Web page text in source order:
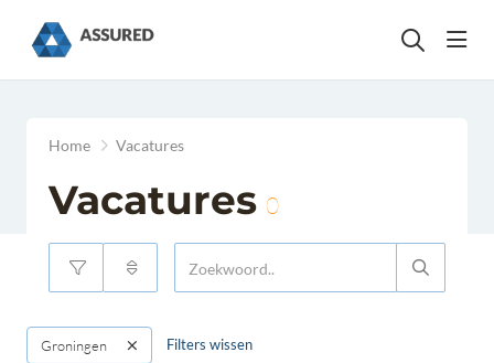
Home Vacatures
Vacatures 0
Groningen Filters wissen